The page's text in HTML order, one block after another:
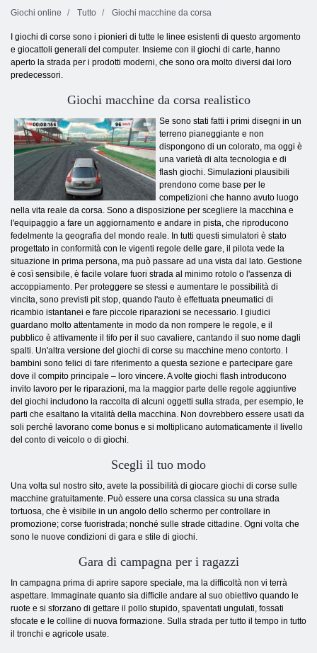
Giochi online Tutto Giochi macchine da corsa
I giochi di corse sono i pionieri di tutte le linee esistenti di questo argomento
e giocattoli generali del computer. Insieme con il giochi di carte, hanno
aperto la strada per i prodotti moderni, che sono ora molto diversi dai loro
predecessori.
Giochi macchine da corsa realistico
Se sono stati fatti i primi disegni in un
terreno pianeggiante e non
dispongono di un colorato, ma oggi è
una varietà di alta tecnologia e di
flash giochi. Simulazioni plausibili
prendono come base per le
competizioni che hanno avuto luogo
nella vita reale da corsa. Sono a disposizione per scegliere la macchina e
l'equipaggio a fare un aggiornamento e andare in pista, che riproducono
fedelmente la geografia del mondo reale. In tutti questi simulatori è stato
progettato in conformità con le vigenti regole delle gare, il pilota vede la
situazione in prima persona, ma può passare ad una vista dal lato. Gestione
è così sensibile, è facile volare fuori strada al minimo rotolo o l'assenza di
accoppiamento. Per proteggere se stessi e aumentare le possibilità di
vincita, sono previsti pit stop, quando l'auto è effettuata pneumatici di
ricambio istantanei e fare piccole riparazioni se necessario. I giudici
guardano molto attentamente in modo da non rompere le regole, e il
pubblico è attivamente il tifo per il suo cavaliere, cantando il suo nome dagli
spalti. Un'altra versione del giochi di corse su macchine meno contorto. I
bambini sono felici di fare riferimento a questa sezione e partecipare gare
dove il compito principale – loro vincere. A volte giochi flash introducono
invito lavoro per le riparazioni, ma la maggior parte delle regole aggiuntive
del giochi includono la raccolta di alcuni oggetti sulla strada, per esempio, le
parti che esaltano la vitalità della macchina. Non dovrebbero essere usati da
soli perché lavorano come bonus e si moltiplicano automaticamente il livello
del conto di veicolo o di giochi.
Scegli il tuo modo
Una volta sul nostro sito, avete la possibilità di giocare giochi di corse sulle
macchine gratuitamente. Può essere una corsa classica su una strada
tortuosa, che è visibile in un angolo dello schermo per controllare in
promozione; corse fuoristrada; nonché sulle strade cittadine. Ogni volta che
sono le nuove condizioni di gara e stile di giochi.
Gara di campagnaper i ragazzi
In campagna prima di aprire sapore speciale, ma la difficoltà non vi terrà
aspettare. Immaginate quanto sia difficile andare al suo obiettivo quando le
ruote e si sforzano di gettare il pollo stupido, spaventati ungulati, fossati
sfocate e le colline di nuova formazione. Sulla strada per tutto il tempo in tutto
il tronchi e agricole usate.